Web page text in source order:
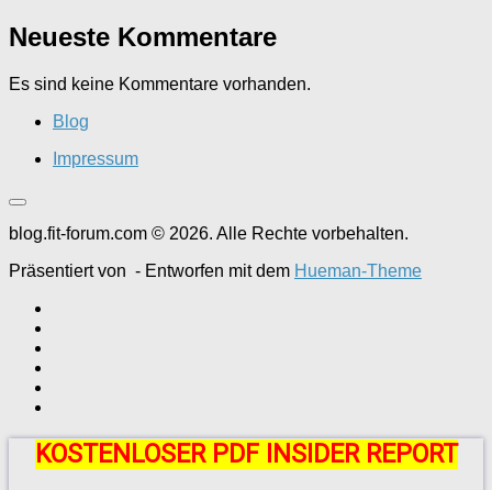
Neueste Kommentare
Es sind keine Kommentare vorhanden.
Blog
Impressum
blog.fit-forum.com © 2026. Alle Rechte vorbehalten.
Präsentiert von - Entworfen mit dem Hueman-Theme
KOSTENLOSER PDF INSIDER REPORT